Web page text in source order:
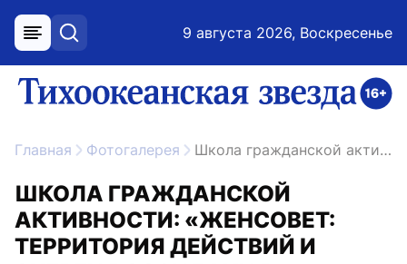
меню поиск 9 августа 2026, Воскресенье
ссылка на главную
Главная Фотогалерея Школа гражданской активности: «Женсовет: территория действий и энергия созидания»
ШКОЛА ГРАЖДАНСКОЙ
АКТИВНОСТИ: «ЖЕНСОВЕТ:
ТЕРРИТОРИЯ ДЕЙСТВИЙ И